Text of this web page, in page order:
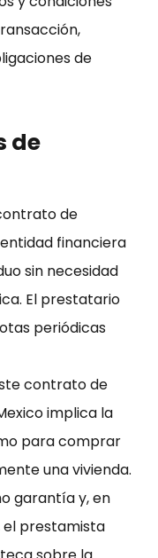
de
de
de
financiera
sin necesidad
El prestatario
periódicas
contrato de
implica la
para comprar
una vivienda.
garantía y, en
el prestamista